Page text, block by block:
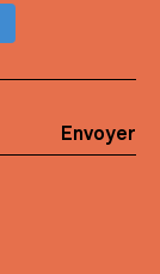
Envoyer